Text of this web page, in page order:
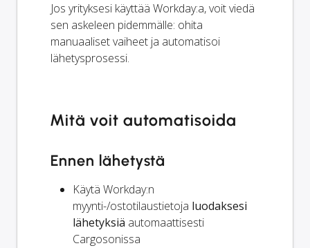
Jos yrityksesi käyttää Workday:a, voit viedä
sen askeleen pidemmälle: ohita
manuaaliset vaiheet ja automatisoi
lähetysprosessi.
Mitä voit automatisoida
Ennen lähetystä
Käytä Workday:n
myynti-/ostotilaustietoja luodaksesi
lähetyksiä automaattisesti
Cargosonissa